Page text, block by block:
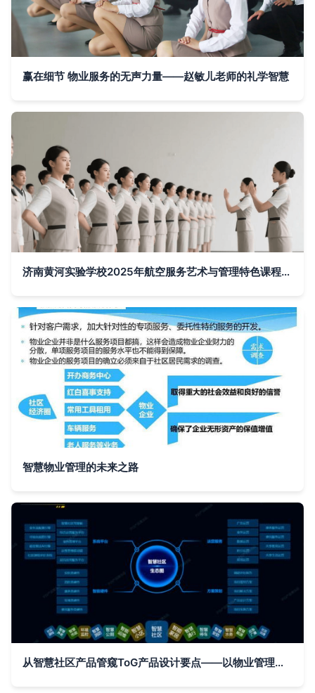
赢在细节 物业服务的无声力量——赵敏儿老师的礼学智慧
济南黄河实验学校2025年航空服务艺术与管理特色课程班招生简章
智慧物业管理的未来之路
从智慧社区产品管窥ToG产品设计要点——以物业管理场景为例